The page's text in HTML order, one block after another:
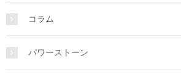
コラム
パワーストーン